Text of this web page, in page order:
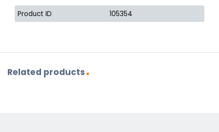
Product ID 105354
Related products